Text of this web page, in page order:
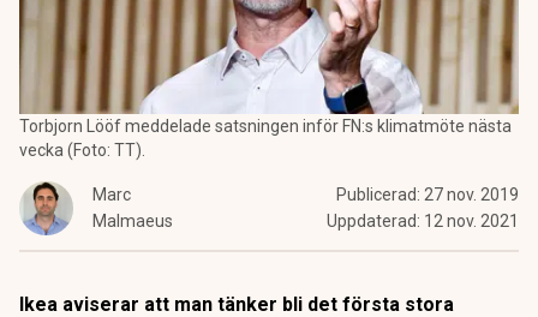
Torbjorn Lööf meddelade satsningen inför FN:s klimatmöte nästa
vecka (Foto: TT).
Marc
Malmaeus
Publicerad: 27 nov. 2019
Uppdaterad: 12 nov. 2021
Ikea aviserar att man tänker bli det första stora